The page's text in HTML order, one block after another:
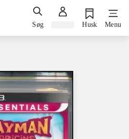
Søg Husk Menu